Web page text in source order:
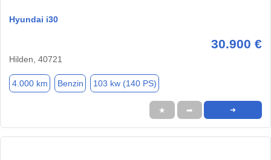
Hyundai i30
30.900 €
Hilden, 40721
4.000 km Benzin 103 kw (140 PS)
★ ➦ ➜